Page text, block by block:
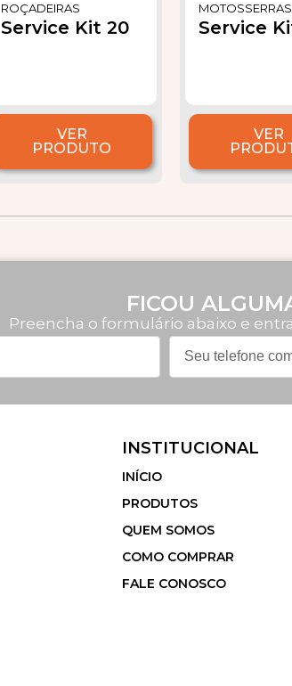
ROÇADEIRAS
Service Kit 20
VER
PRODUTO
MOTOSSERRAS
Service
VER
FICOU
Preencha o formulário abaixo e
INSTITUCIONAL
INÍCIO
PRODUTOS
QUEM SOMOS
COMO COMPRAR
FALE CONOSCO